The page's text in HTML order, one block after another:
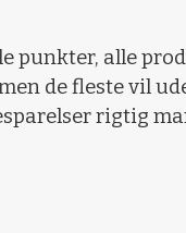
punkter, alle
de fleste vil
rigtig